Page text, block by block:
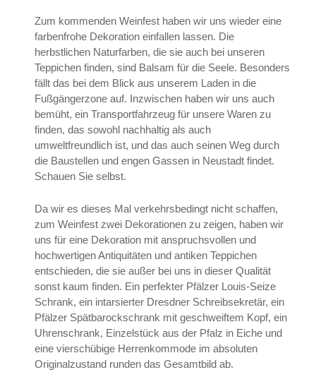
Zum kommenden Weinfest haben wir uns wieder eine
farbenfrohe Dekoration einfallen lassen. Die
herbstlichen Naturfarben, die sie auch bei unseren
Teppichen finden, sind Balsam für die Seele. Besonders
fällt das bei dem Blick aus unserem Laden in die
Fußgängerzone auf. Inzwischen haben wir uns auch
bemüht, ein Transportfahrzeug für unsere Waren zu
finden, das sowohl nachhaltig als auch
umweltfreundlich ist, und das auch seinen Weg durch
die Baustellen und engen Gassen in Neustadt findet.
Schauen Sie selbst.
Da wir es dieses Mal verkehrsbedingt nicht schaffen,
zum Weinfest zwei Dekorationen zu zeigen, haben wir
uns für eine Dekoration mit anspruchsvollen und
hochwertigen Antiquitäten und antiken Teppichen
entschieden, die sie außer bei uns in dieser Qualität
sonst kaum finden. Ein perfekter Pfälzer Louis-Seize
Schrank, ein intarsierter Dresdner Schreibsekretär, ein
Pfälzer Spätbarockschrank mit geschweiftem Kopf, ein
Uhrenschrank, Einzelstück aus der Pfalz in Eiche und
eine vierschübige Herrenkommode im absoluten
Originalzustand runden das Gesamtbild ab.